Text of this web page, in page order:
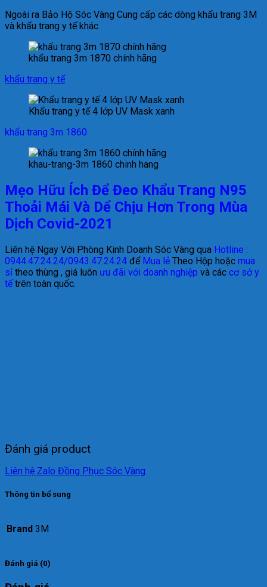
Ngoài ra Bảo Hộ Sóc Vàng Cung cấp các dòng khẩu trang 3M
và khẩu trang y tế khác
khẩu trang 3m 1870 chính hãng
khẩu trang y tế
Khẩu trang y tế 4 lớp UV Mask xanh
khẩu trang 3m 1860
khau-trang-3m 1860 chinh hang
Mẹo Hữu Ích Để Đeo Khẩu Trang N95
Thoải Mái Và Dể Chịu Hơn Trong Mùa
Dịch Covid-2021
Liên hệ Ngay Với Phòng Kinh Doanh Sóc Vàng qua Hotline :
0944.47.24.24/0943.47.24.24 để Mua lẻ Theo Hộp hoặc mua
sỉ theo thùng , giá luôn ưu đãi với doanh nghiệp và các cơ sở y
tếtrên toàn quốc.
Đánh giá product
Liên hệ Zalo Đồng Phục Sóc Vàng
Thông tin bổ sung
Brand 3M
Đánh giá (0)